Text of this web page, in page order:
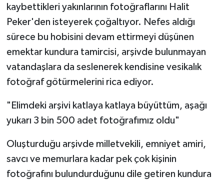
kaybettikleri yakınlarının fotoğraflarını Halit
Peker'den isteyerek çoğaltıyor. Nefes aldığı
sürece bu hobisini devam ettirmeyi düşünen
emektar kundura tamircisi, arşivde bulunmayan
vatandaşlara da seslenerek kendisine vesikalık
fotoğraf götürmelerini rica ediyor.
"Elimdeki arşivi katlaya katlaya büyüttüm, aşağı
yukarı 3 bin 500 adet fotoğrafımız oldu"
Oluşturduğu arşivde milletvekili, emniyet amiri,
savcı ve memurlara kadar pek çok kişinin
fotoğrafını bulundurduğunu dile getiren kundura